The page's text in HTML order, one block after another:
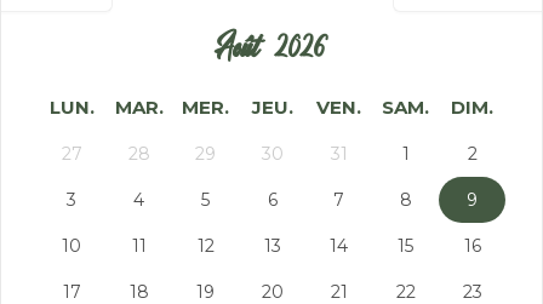
Août 2026
LUN. MAR. MER. JEU. VEN. SAM. DIM.
27 28 29 30 31 1 2
3 4 5 6 7 8 9
10 11 12 13 14 15 16
17 18 19 20 21 22 23